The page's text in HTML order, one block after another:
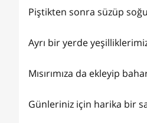
Piştikten sonra süzüp
Ayrı bir yerde
Mısırımıza da ekleyip
Günleriniz için harika bir